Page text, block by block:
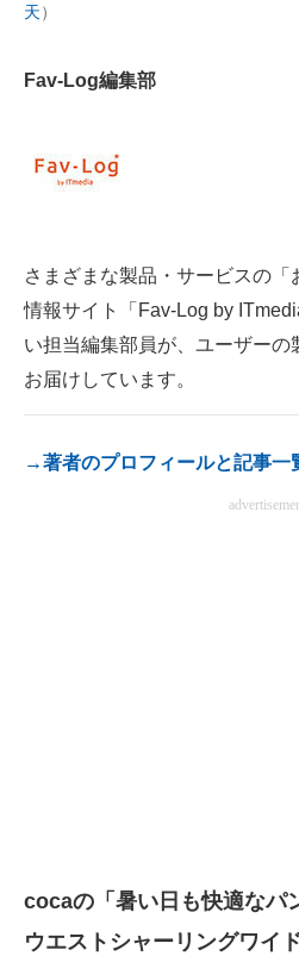
IT製品の技術・比較・事例
モノづくり技術者専門サイト
エネルギーの専門メディア
天）
Fav-Log編集部
さまざまな製品・サービスの「
情報サイト「Fav-Log by
い担当編集部員が、ユーザーの
お届けしています。
→著者のプロフィールと記事一
cocaの「暑い日も快適なパ
ウエストシャーリングワイ